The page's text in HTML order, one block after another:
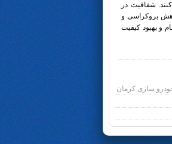
شفافیت در
بروکراسی و
و بهبود کیفیت
سازی کرمان